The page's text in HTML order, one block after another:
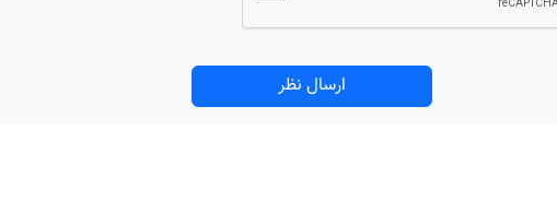
ارسال نظر